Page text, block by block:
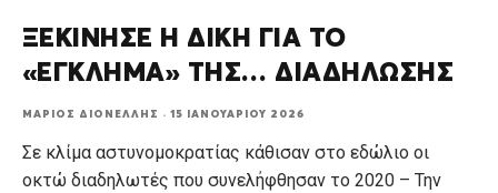
ΞΕΚΙΝΗΣΕ Η ΔΙΚΗ ΓΙΑ ΤΟ
«ΕΓΚΛΗΜΑ» ΤΗΣ… ΔΙΑΔΗΛΩΣΗΣ
ΜΆΡΙΟΣ ΔΙΟΝΈΛΛΗΣ · 15 ΙΑΝΟΥΑΡΊΟΥ 2026
Σε κλίμα αστυνομοκρατίας κάθισαν στο εδώλιο οι
οκτώ διαδηλωτές που συνελήφθησαν το 2020 – Την